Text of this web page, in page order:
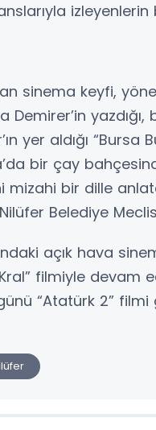
izleyenlerin
sinema keyfi,
Demirer’in
yer aldığı “Bursa
bir çay
mizahi bir dille
Belediye
açık hava
filmiyle devam
“Atatürk 2”